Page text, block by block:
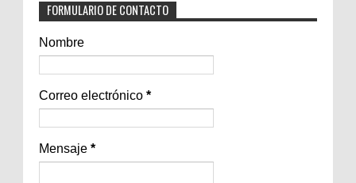
FORMULARIO DE CONTACTO
Nombre
Correo electrónico *
Mensaje *